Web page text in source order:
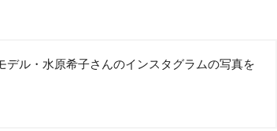
デル・水原希子さんのインスタグラムの写真を